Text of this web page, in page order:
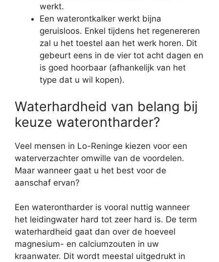
werkt.
Een waterontkalker werkt bijna
geruisloos. Enkel tijdens het regenereren
zal u het toestel aan het werk horen. Dit
gebeurt eens in de vier tot acht dagen en
is goed hoorbaar (afhankelijk van het
type dat u wil kopen).
Waterhardheid van belang bij
keuze waterontharder?
Veel mensen in Lo-Reninge kiezen voor een
waterverzachter omwille van de voordelen.
Maar wanneer gaat u het best voor de
aanschaf ervan?
Een waterontharder is vooral nuttig wanneer
het leidingwater hard tot zeer hard is. De term
waterhardheid gaat dan over de hoeveel
magnesium- en calciumzouten in uw
kraanwater. Dit wordt meestal uitgedrukt in